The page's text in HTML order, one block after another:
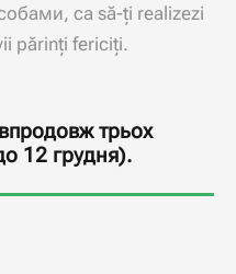
, ca să-ți realizezi
părinți fericiți.
трьох
12 грудня).